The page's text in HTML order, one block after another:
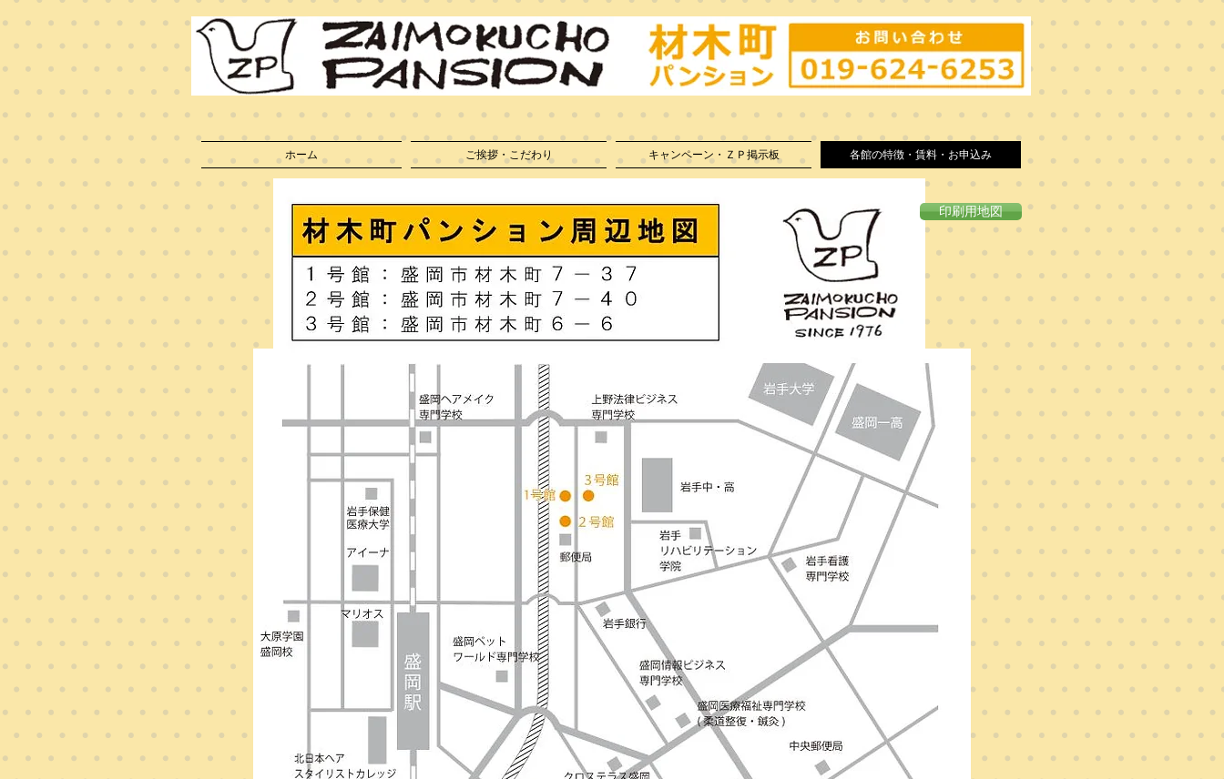
盛岡のパンション、下宿、短期契約は材木町パンションにお任せ下さい！
​無料インターネット導入！入館料（礼金）早期割引！ 家具・冷暖房付！
ホーム ご挨拶・こだわり キャンペーン・ＺＰ掲示板 各館の特徴・賃料・お申込み
印刷用地図